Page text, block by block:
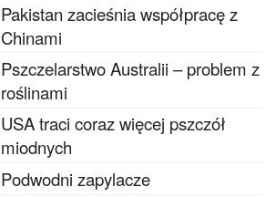
Pakistan zacieśnia współpracę z
Chinami
Pszczelarstwo Australii – problem z
roślinami
USA traci coraz więcej pszczół
miodnych
Podwodni zapylacze